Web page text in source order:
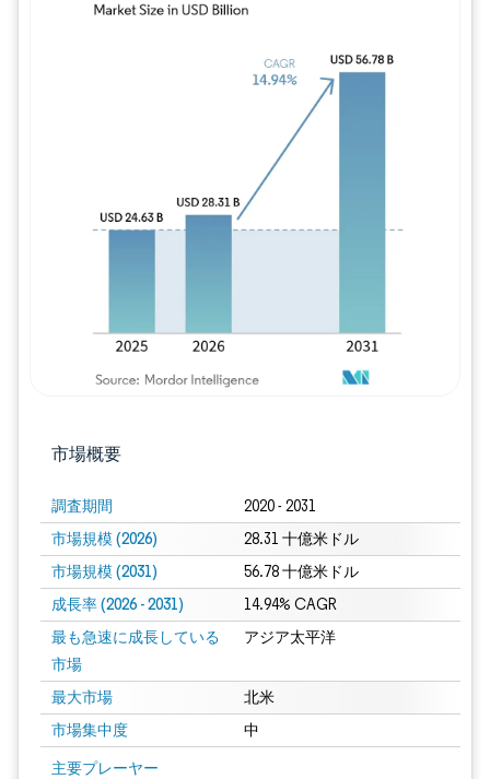
市場概要
調査期間 2020 - 2031
市場規模 (2026) 28.31 十億米ドル
市場規模 (2031) 56.78 十億米ドル
成長率 (2026 - 2031) 14.94% CAGR
最も急速に成長している
市場
アジア太平洋
最大市場 北米
市場集中度 中
主要プレーヤー
画像 © Mordor Intelligence。再利用にはCC BY 4.0の表示が必要です。
画像 © Mordor Intelligence。再利用には